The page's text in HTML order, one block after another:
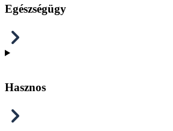
Egészségügy
Hasznos